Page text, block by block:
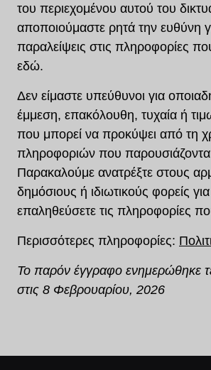
του περιεχομένου αυτού του
αποποιούμαστε ρητά την ευθύνη
παραλείψεις στις πληροφορίες
εδώ.
Δεν είμαστε υπεύθυνοι για
έμμεση, επακόλουθη, τυχαία ή
που μπορεί να προκύψει από τη
πληροφοριών που
Παρακαλούμε ανατρέξτε στους
δημόσιους ή ιδιωτικούς φορείς
επαληθεύσετε τις πληροφορίες
Περισσότερες πληροφορίες:
Το παρόν έγγραφο ενημερώθηκε
στις 8 Φεβρουαρίου, 2026